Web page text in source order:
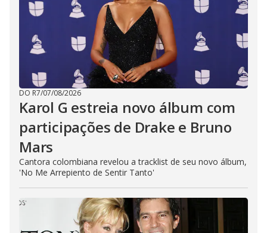
DO R7/07/08/2026
Karol G estreia novo álbum com
participações de Drake e Bruno
Mars
Cantora colombiana revelou a ​tracklist de seu novo álbum,
'No Me Arrepiento de Sentir Tanto'